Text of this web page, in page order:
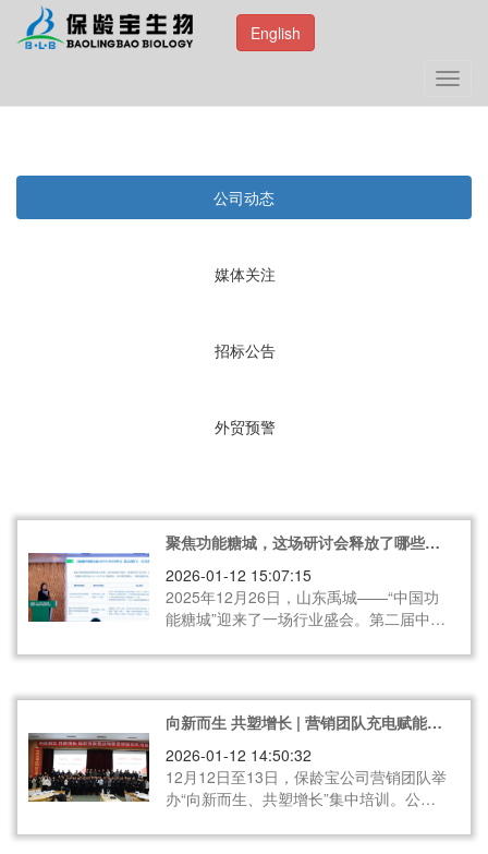
English
公司动态
媒体关注
招标公告
外贸预警
聚焦功能糖城，这场研讨会释放了哪些信
2026-01-12 15:07:15
2025年12月26日，山东禹城——“中国功
能糖城”迎来了一场行业盛会。第二届中国
来自全国的行业同仁、专家与经销商齐聚
遇，共研产品创新，共筑健康生态。
向新而生 共塑增长 | 营销团队充电赋能升
2026-01-12 14:50:32
12月12日至13日，保龄宝公司营销团队举
办“向新而生、共塑增长”集中培训。公司
售团队的业务人员齐聚一堂，共同开启为